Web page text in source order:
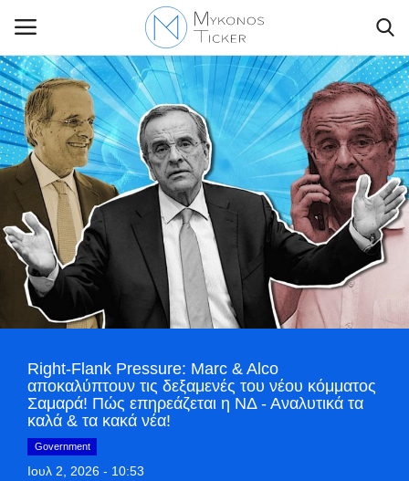
Contact Us
Politique
Business
Travel
World
Style Adorés
Greece
Entertainment
Right-Flank Pressure: Marc & Alco
αποκαλύπτουν τις δεξαμενές του νέου κόμματος
Σαμαρά! Πώς επηρεάζεται η ΝΔ - Αναλυτικά τα
καλά & τα κακά νέα!
Government
Ιουλ 2, 2026 - 10:53